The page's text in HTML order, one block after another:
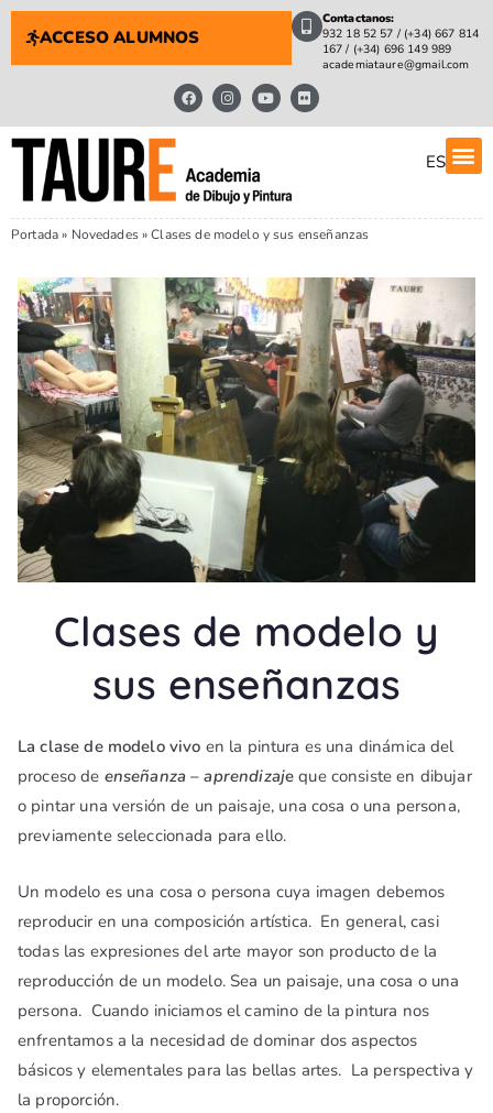
ACCESO ALUMNOS
Contactanos:
932 18 52 57 / (+34) 667 814
167 / (+34) 696 149 989
academiataure@gmail.com
ES
Portada» Novedades»Clases de modelo y sus enseñanzas
Clases de modelo y
sus enseñanzas
La clase de modelo vivo en la pintura es una dinámica del
proceso de enseñanza – aprendizaje que consiste en dibujar
o pintar una versión de un paisaje, una cosa o una persona,
previamente seleccionada para ello.
Un modelo es una cosa o persona cuya imagen debemos
reproducir en una composición artística. En general, casi
todas las expresiones del arte mayor son producto de la
reproducción de un modelo. Sea un paisaje, una cosa o una
persona. Cuando iniciamos el camino de la pintura nos
enfrentamos a la necesidad de dominar dos aspectos
básicos y elementales para las bellas artes. La perspectiva y
la proporción.